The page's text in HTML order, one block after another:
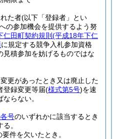
た者(以下「登録者」とい
の参加機会を提供するよう努
仁田町契約規則 (平成18年下仁
に規定する競争入札参加資格
積参加を妨げるものではな
更があったとき又は廃止した
登録変更等届(様式第5号)を速
らない。
号のいずれかに該当するとき
。
件を欠いたとき。